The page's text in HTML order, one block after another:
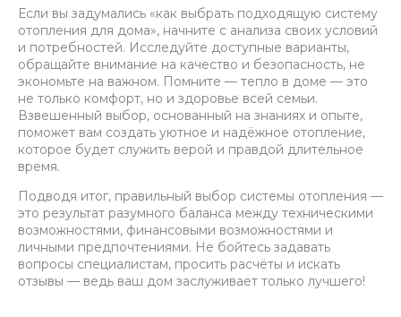
Если вы задумались «как выбрать подходящую систему
отопления для дома», начните с анализа своих условий
и потребностей. Исследуйте доступные варианты,
обращайте внимание на качество и безопасность, не
экономьте на важном. Помните — тепло в доме — это
не только комфорт, но и здоровье всей семьи.
Взвешенный выбор, основанный на знаниях и опыте,
поможет вам создать уютное и надёжное отопление,
которое будет служить верой и правдой длительное
время.
Подводя итог, правильный выбор системы отопления —
это результат разумного баланса между техническими
возможностями, финансовыми возможностями и
личными предпочтениями. Не бойтесь задавать
вопросы специалистам, просить расчёты и искать
отзывы — ведь ваш дом заслуживает только лучшего!